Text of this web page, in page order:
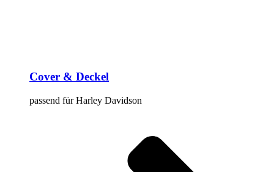
Cover & Deckel
passend für Harley Davidson